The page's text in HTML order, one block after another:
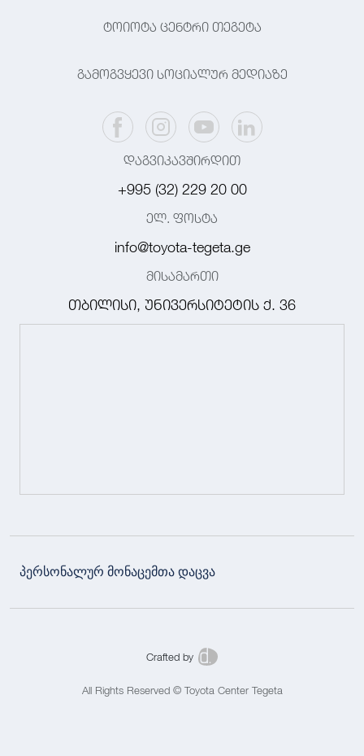
ტოიოტა ცენტრი თეგეტა
გამოგვყევი სოციალურ მედიაზე
დაგვიკავშირდით
+995 (32) 229 20 00
ელ. ფოსტა
info@toyota-tegeta.ge
მისამართი
თბილისი, უნივერსიტეტის ქ. 36
პერსონალურ მონაცემთა დაცვა
All Rights Reserved © Toyota Center Tegeta
Crafted by